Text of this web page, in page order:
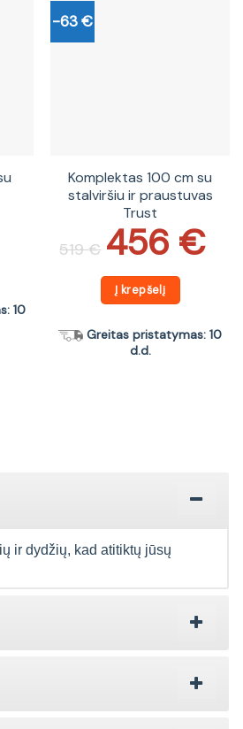
10
-63 €
Komplektas 100 cm su
stalviršiu ir praustuvas
Trust
519€
price
was: 456 €
price
is:
Į krepšelį
Greitas pristatymas: 10
d.d.
ir dydžių, kad atitiktų jūsų